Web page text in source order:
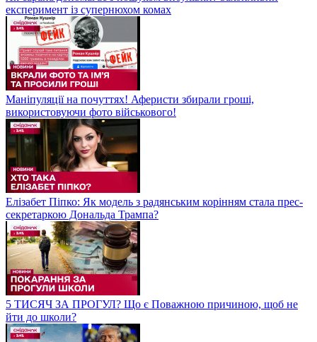
експеримент із супернюхом комах
Маніпуляції на почуттях! Аферисти збирали гроші,
використовуючи фото військового!
Елізабет Піпко: Як модель з радянським корінням стала прес-
секретаркою Дональда Трампа?
5 ТИСЯЧ ЗА ПРОГУЛ? Що є Поважною причиною, щоб не
йти до школи?